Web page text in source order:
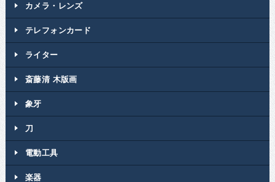
カメラ・レンズ
テレフォンカード
ライター
斎藤清 木版画
象牙
刀
電動工具
楽器